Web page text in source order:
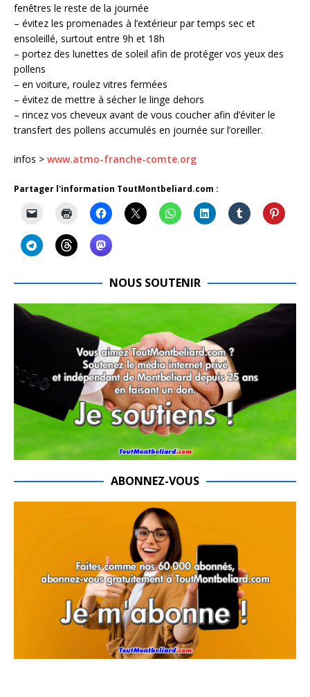
fenêtres le reste de la journée
– évitez les promenades à l’extérieur par temps sec et
ensoleillé, surtout entre 9h et 18h
– portez des lunettes de soleil afin de protéger vos yeux des
pollens
– en voiture, roulez vitres fermées
– évitez de mettre à sécher le linge dehors
– rincez vos cheveux avant de vous coucher afin d’éviter le
transfert des pollens accumulés en journée sur l’oreiller.
infos > www.atmo-franche-comte.org
Partager l'information ToutMontbeliard.com :
NOUS SOUTENIR
ABONNEZ-VOUS